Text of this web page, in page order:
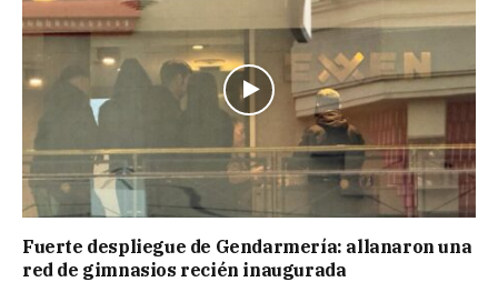
Fuerte despliegue de Gendarmería: allanaron una
red de gimnasios recién inaugurada